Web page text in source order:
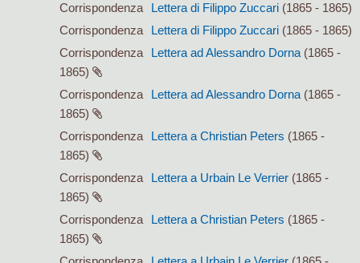
Corrispondenza
Lettera di Filippo Zuccari (1865 - 1865)
Corrispondenza
Lettera di Filippo Zuccari (1865 - 1865)
Corrispondenza
Lettera ad Alessandro Dorna (1865 -
1865)
Corrispondenza
Lettera ad Alessandro Dorna (1865 -
1865)
Corrispondenza
Lettera a Christian Peters (1865 -
1865)
Corrispondenza
Lettera a Urbain Le Verrier (1865 -
1865)
Corrispondenza
Lettera a Christian Peters (1865 -
1865)